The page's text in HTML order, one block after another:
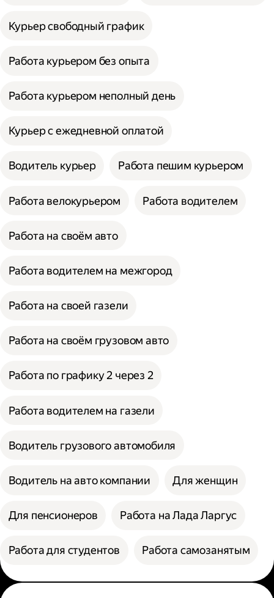
Курьер свободный график
Работа курьером без опыта
Работа курьером неполный день
Курьер с ежедневной оплатой
Водитель курьер Работа пешим курьером
Работа велокурьером Работа водителем
Работа на своём авто
Работа водителем на межгород
Работа на своей газели
Работа на своём грузовом авто
Работа по графику 2 через 2
Работа водителем на газели
Водитель грузового автомобиля
Водитель на авто компании Для женщин
Для пенсионеров Работа на Лада Ларгус
Работа для студентов Работа самозанятым